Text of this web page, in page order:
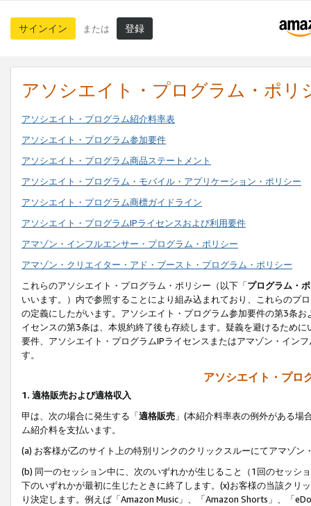
サインイン または 登録
アソシエイト・プログラム・ポリ
アソシエイト・プログラム紹介料率表
アソシエイト・プログラム参加要件
アソシエイト・プログラム商品ステートメント
アソシエイト・プログラム・モバイル・アプリケーション・ポリシー
アソシエイト・プログラム商標ガイドライン
アソシエイト・プログラムIPライセンスおよび利用要件
アマゾン・インフルエンサー・プログラム・ポリシー
アマゾン・クリエイター・アド・ブースト・プログラム・ポリシー
これらのアソシエイト・プログラム・ポリシー（以下「プログラム・
いいます。）内で参照することにより組み込まれており、これらのプ
の定義にしたがいます。アソシエイト・プログラム参加要件の第3条
イセンスの第3条は、本規約終了後も存続します。疑義を避けるため
要件、アソシエイト・プログラムIPライセンスまたはアマゾン・イン
す。
アソシエイト・プロ
1. 適格販売および適格収入
甲は、次の場合に発生する「適格販売 」(本紹介料率表の例外がある
ム紹介料を支払います。
(a) お客様が乙のサイト上の特別リンクのクリックスルーにてアマゾン
(b) 同一のセッション中に、次のいずれかが生じること（1回のセッシ
下のいずれかが最初に生じたときに終了します。(x)お客様の当該ク
り決定します。例えば「Amazon Music」、「Amazon Shorts」、「